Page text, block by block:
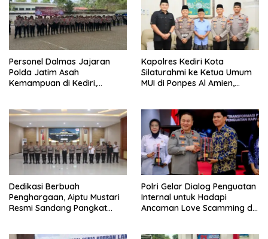
Personel Dalmas Jajaran
Polda Jatim Asah
Kemampuan di Kediri,
Kamtibmas
Kapolres Kediri Kota
Silaturahmi ke Ketua Umum
MUI di Ponpes Al Amien,
Dedikasi Berbuah
Penghargaan, Aiptu Mustari
Resmi Sandang Pangkat
Polri Gelar Dialog Penguatan
Internal untuk Hadapi
Ancaman Love Scamming di